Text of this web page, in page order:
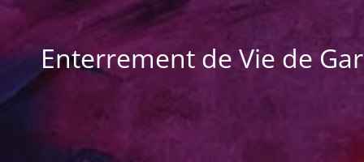
Enterrement de Vie de